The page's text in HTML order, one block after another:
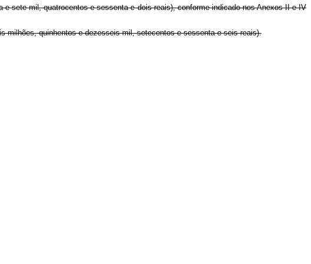
sete mil, quatrocentos e sessenta e dois reais), conforme indicado nos Anexos II e IV
milhões, quinhentos e dezesseis mil, setecentos e sessenta e seis reais).